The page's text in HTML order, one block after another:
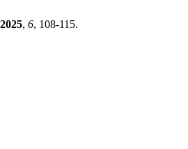
2025, 6, 108-115.